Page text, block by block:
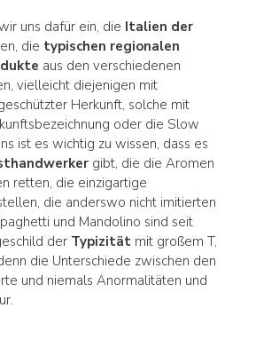
uns dafür ein, die Italien der
die typischen regionalen
aus den verschiedenen
vielleicht diejenigen mit
Herkunft, solche mit
oder die Slow
ist es wichtig zu wissen, dass es
gibt, die die Aromen
retten, die einzigartige
die anderswo nicht imitierten
und Mandolino sind seit
der Typizitätmit großem T,
die Unterschiede zwischen den
und niemals Anormalitäten und